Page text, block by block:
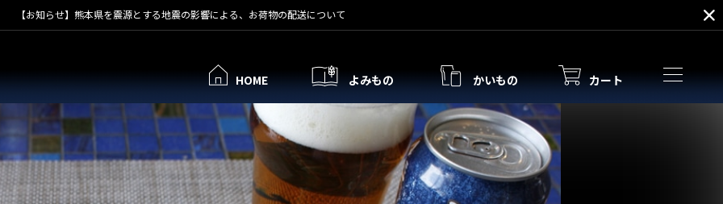
【お知らせ】熊本県を震源とする地震の影響による、お荷物の配送について
HOME よみもの かいもの カート